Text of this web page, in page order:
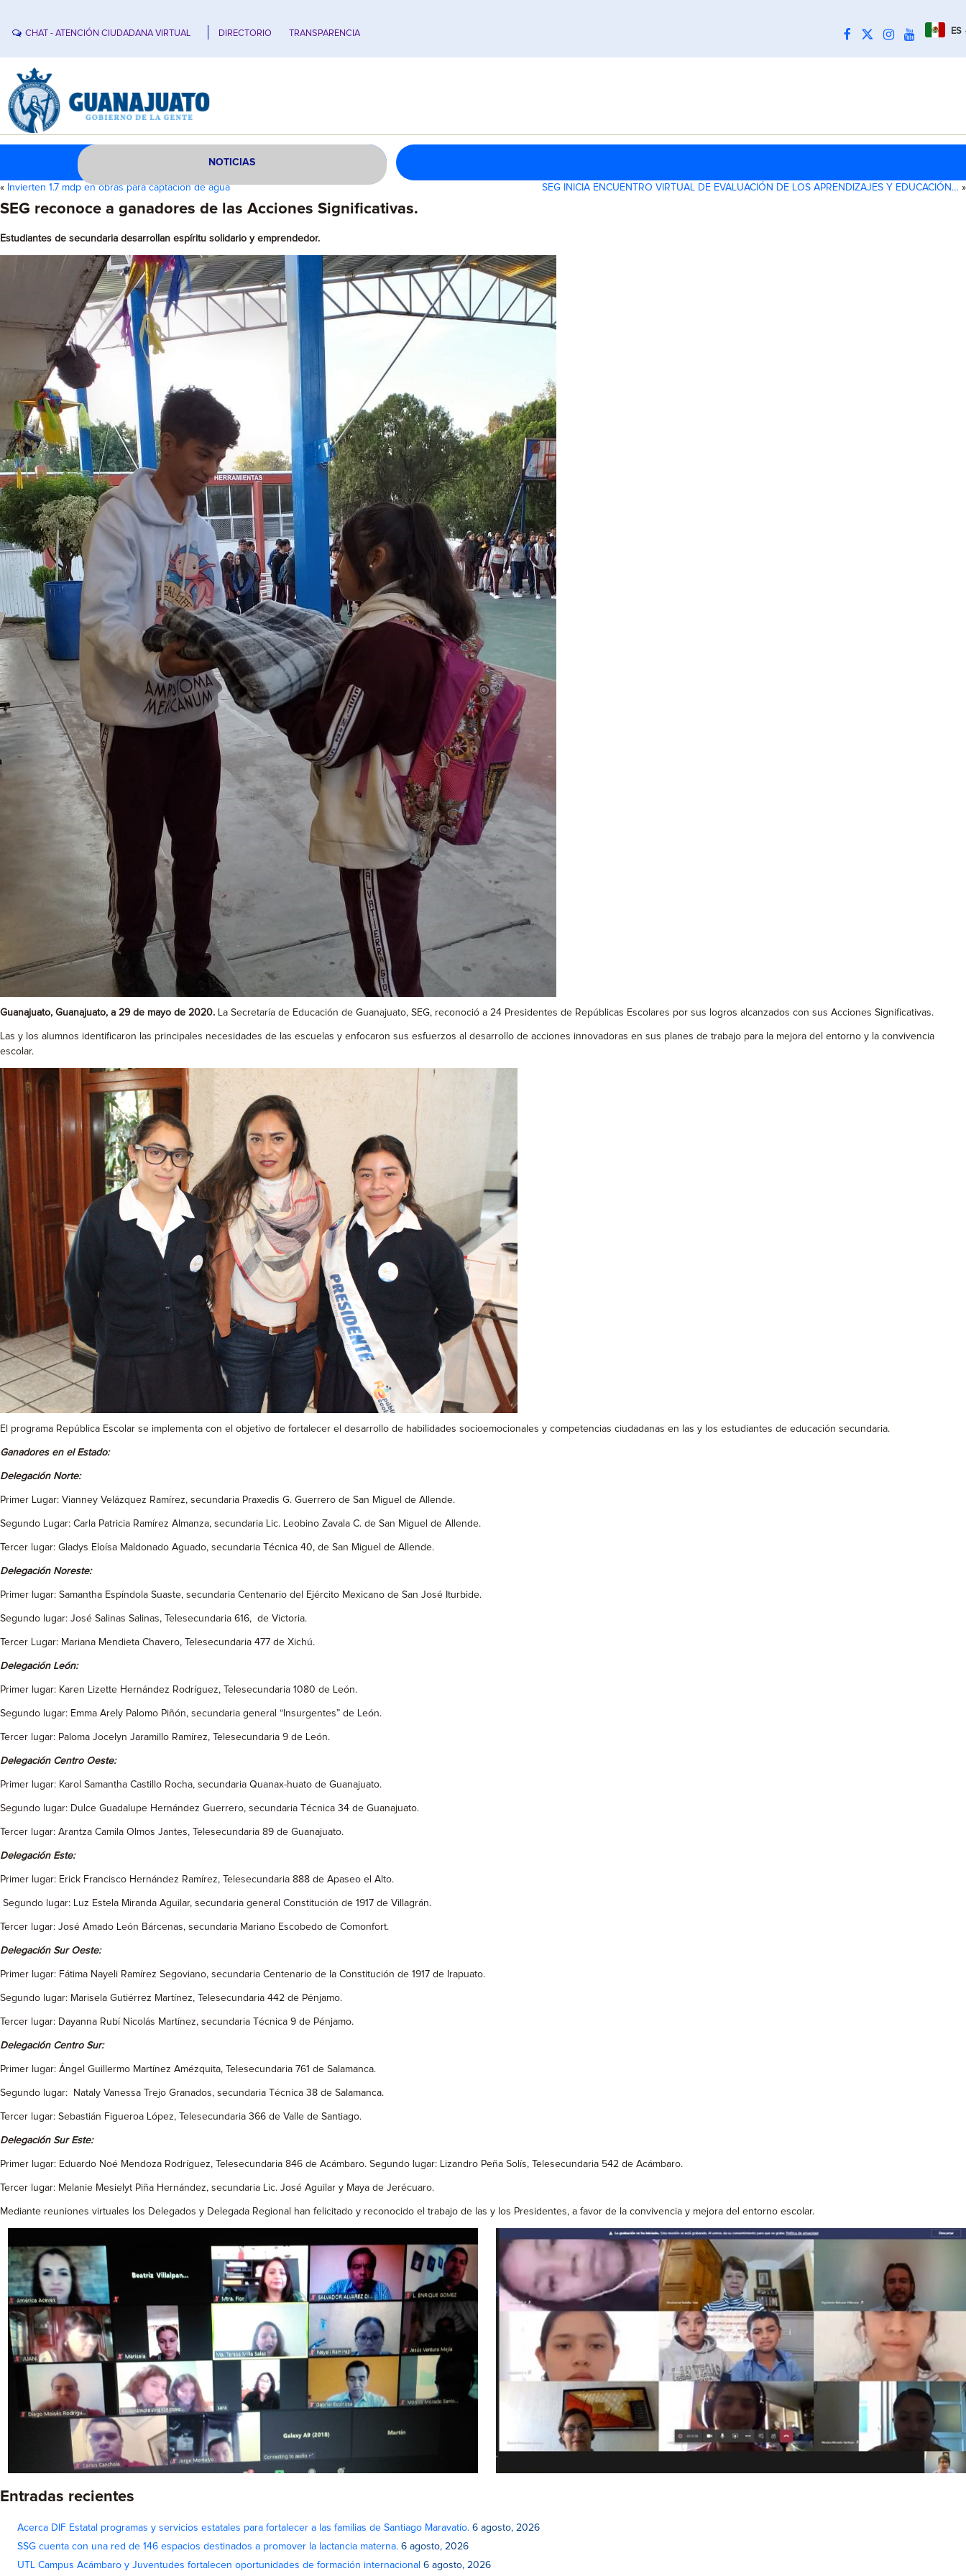
CHAT - ATENCIÓN CIUDADANA VIRTUAL DIRECTORIO TRANSPARENCIA ES
NOTICIAS
« Invierten 1.7 mdp en obras para captación de agua SEG INICIA ENCUENTRO VIRTUAL DE EVALUACIÓN DE LOS APRENDIZAJES Y EDUCACIÓN… »
SEG reconoce a ganadores de las Acciones Significativas.
Estudiantes de secundaria desarrollan espíritu solidario y emprendedor.
Guanajuato, Guanajuato, a 29 de mayo de 2020. La Secretaría de Educación de Guanajuato, SEG, reconoció a 24 Presidentes de Repúblicas Escolares por sus logros alcanzados con sus Acciones Significativas.
Las y los alumnos identificaron las principales necesidades de las escuelas y enfocaron sus esfuerzos al desarrollo de acciones innovadoras en sus planes de trabajo para la mejora del entorno y la convivencia
escolar.
El programa República Escolar se implementa con el objetivo de fortalecer el desarrollo de habilidades socioemocionales y competencias ciudadanas en las y los estudiantes de educación secundaria.
Ganadores en el Estado:
Delegación Norte:
Primer Lugar: Vianney Velázquez Ramírez, secundaria Praxedis G. Guerrero de San Miguel de Allende.
Segundo Lugar: Carla Patricia Ramírez Almanza, secundaria Lic. Leobino Zavala C. de San Miguel de Allende.
Tercer lugar: Gladys Eloísa Maldonado Aguado, secundaria Técnica 40, de San Miguel de Allende.
Delegación Noreste:
Primer lugar: Samantha Espíndola Suaste, secundaria Centenario del Ejército Mexicano de San José Iturbide.
Segundo lugar: José Salinas Salinas, Telesecundaria 616, de Victoria.
Tercer Lugar: Mariana Mendieta Chavero, Telesecundaria 477 de Xichú.
Delegación León:
Primer lugar: Karen Lizette Hernández Rodríguez, Telesecundaria 1080 de León.
Segundo lugar: Emma Arely Palomo Piñón, secundaria general “Insurgentes” de León.
Tercer lugar: Paloma Jocelyn Jaramillo Ramírez, Telesecundaria 9 de León.
Delegación Centro Oeste:
Primer lugar: Karol Samantha Castillo Rocha, secundaria Quanax-huato de Guanajuato.
Segundo lugar: Dulce Guadalupe Hernández Guerrero, secundaria Técnica 34 de Guanajuato.
Tercer lugar: Arantza Camila Olmos Jantes, Telesecundaria 89 de Guanajuato.
Delegación Este:
Primer lugar: Erick Francisco Hernández Ramírez, Telesecundaria 888 de Apaseo el Alto.
Segundo lugar: Luz Estela Miranda Aguilar, secundaria general Constitución de 1917 de Villagrán.
Tercer lugar: José Amado León Bárcenas, secundaria Mariano Escobedo de Comonfort.
Delegación Sur Oeste:
Primer lugar: Fátima Nayeli Ramírez Segoviano, secundaria Centenario de la Constitución de 1917 de Irapuato.
Segundo lugar: Marisela Gutiérrez Martínez, Telesecundaria 442 de Pénjamo.
Tercer lugar: Dayanna Rubí Nicolás Martínez, secundaria Técnica 9 de Pénjamo.
Delegación Centro Sur:
Primer lugar: Ángel Guillermo Martínez Amézquita, Telesecundaria 761 de Salamanca.
Segundo lugar: Nataly Vanessa Trejo Granados, secundaria Técnica 38 de Salamanca.
Tercer lugar: Sebastián Figueroa López, Telesecundaria 366 de Valle de Santiago.
Delegación Sur Este:
Primer lugar: Eduardo Noé Mendoza Rodríguez, Telesecundaria 846 de Acámbaro. Segundo lugar: Lizandro Peña Solís, Telesecundaria 542 de Acámbaro.
Tercer lugar: Melanie Mesielyt Piña Hernández, secundaria Lic. José Aguilar y Maya de Jerécuaro.
Mediante reuniones virtuales los Delegados y Delegada Regional han felicitado y reconocido el trabajo de las y los Presidentes, a favor de la convivencia y mejora del entorno escolar.
Entradas recientes
Acerca DIF Estatal programas y servicios estatales para fortalecer a las familias de Santiago Maravatío. 6 agosto, 2026
SSG cuenta con una red de 146 espacios destinados a promover la lactancia materna. 6 agosto, 2026
UTL Campus Acámbaro y Juventudes fortalecen oportunidades de formación internacional 6 agosto, 2026